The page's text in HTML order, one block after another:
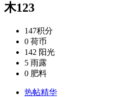
木123
147积分
0 荷币
142 阳光
5 雨露
0 肥料
热帖精华